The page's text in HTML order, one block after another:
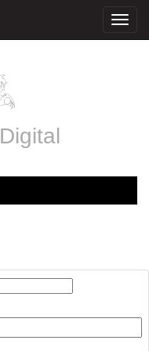
Digital